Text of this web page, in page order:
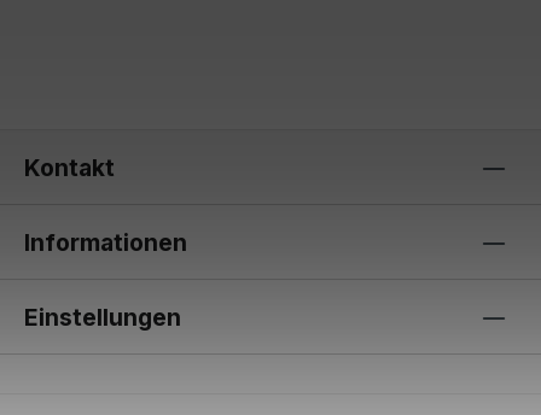
Kontakt
Informationen
Einstellungen